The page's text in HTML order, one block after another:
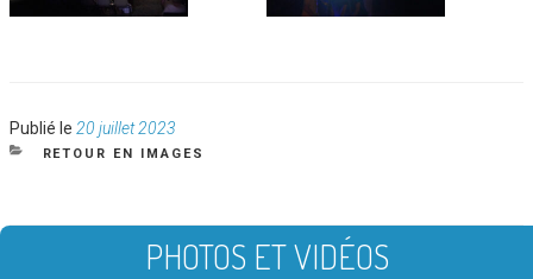
Publié le Publié
le
20 juillet 2023
CATÉGORIES
RETOUR EN IMAGES
PHOTOS ET VIDÉOS